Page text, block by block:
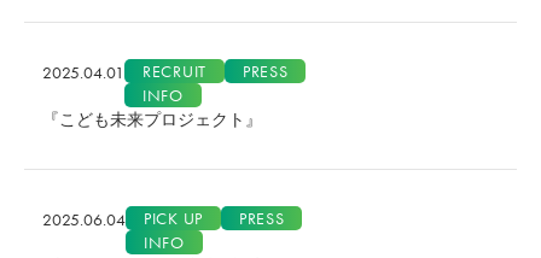
2025.04.01 RECRUIT
PRESS
INFO
『こども未来プロジェクト』
2025.06.04 PICK UP
PRESS
INFO